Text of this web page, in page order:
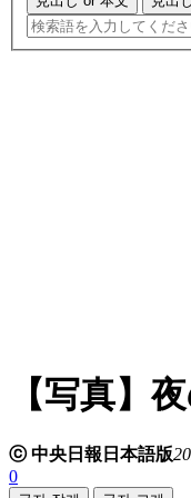
【写真】
ⓒ 中央日報日本語版
0